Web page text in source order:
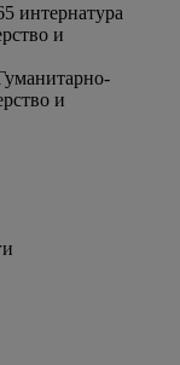
интернатура
и
и